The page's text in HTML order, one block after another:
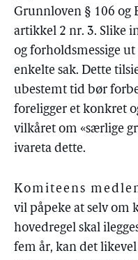
Grunnloven § 106 og
artikkel 2 nr. 3. Slike
og forholdsmessige
enkelte sak. Dette
ubestemt tid bør
foreligger et konkret
vilkåret om «særlige
ivareta dette.
Komiteens
vil påpeke at selv om
hovedregel skal
fem år, kan det